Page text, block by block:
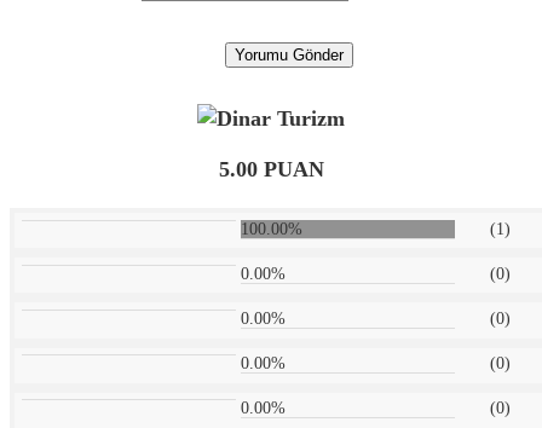
Yorumu Gönder
5.00 PUAN
100.00% (1)
0.00% (0)
0.00% (0)
0.00% (0)
0.00% (0)